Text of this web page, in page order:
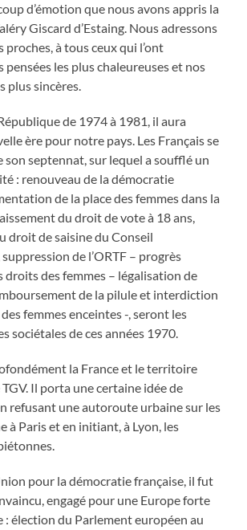
d’émotion que nous avons appris la
Giscard d’Estaing. Nous adressons
proches, à tous ceux qui l’ont
pensées les plus chaleureuses et nos
plus sincères.
de 1974 à 1981, il aura
ère pour notre pays. Les Français se
septennat, sur lequel a soufflé un
: renouveau de la démocratie
de la place des femmes dans la
du droit de vote à 18 ans,
droit de saisine du Conseil
de l’ORTF – progrès
droits des femmes – légalisation de
de la pilule et interdiction
femmes enceintes -, seront les
sociétales de ces années 1970.
la France et le territoire
Il porta une certaine idée de
refusant une autoroute urbaine sur les
à Paris et en initiant, à Lyon, les
pour la démocratie française, il fut
engagé pour une Europe forte
élection du Parlement européen au